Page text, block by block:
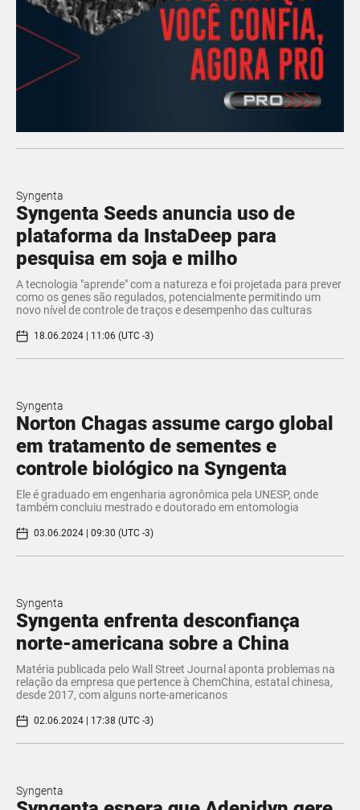
Syngenta
Syngenta Seeds anuncia uso de
plataforma da InstaDeep para
pesquisa em soja e milho
A tecnologia "aprende" com a natureza e foi projetada para prever
como os genes são regulados, potencialmente permitindo um
novo nível de controle de traços e desempenho das culturas
18.06.2024 | 11:06 (UTC -3)
Syngenta
Norton Chagas assume cargo global
em tratamento de sementes e
controle biológico na Syngenta
Ele é graduado em engenharia agronômica pela UNESP, onde
também concluiu mestrado e doutorado em entomologia
03.06.2024 | 09:30 (UTC -3)
Syngenta
Syngenta enfrenta desconfiança
norte-americana sobre a China
Matéria publicada pelo Wall Street Journal aponta problemas na
relação da empresa que pertence à ChemChina, estatal chinesa,
desde 2017, com alguns norte-americanos
02.06.2024 | 17:38 (UTC -3)
Syngenta